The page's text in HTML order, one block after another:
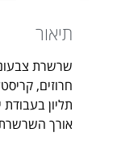
תיאור
שרשרת
חרוזים,
תליון
אורך השרשרת: 40 ס"מ (לא כולל